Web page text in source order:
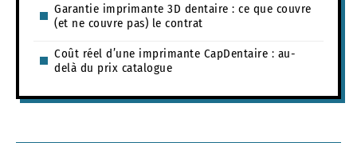
Garantie imprimante 3D dentaire : ce que couvre
(et ne couvre pas) le contrat
Coût réel d’une imprimante CapDentaire : au-
delà du prix catalogue